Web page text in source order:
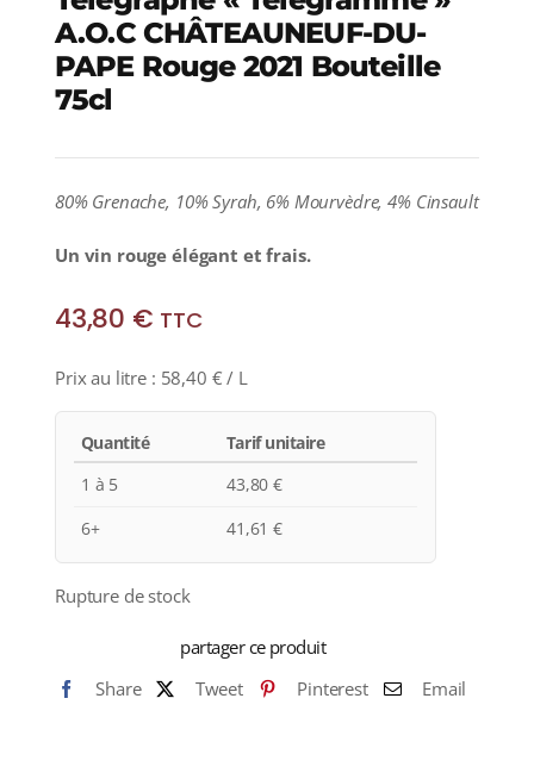
A.O.C CHÂTEAUNEUF-DU-
PAPE Rouge 2021 Bouteille
75cl
80% Grenache, 10% Syrah, 6% Mourvèdre, 4% Cinsault
Un vin rouge élégant et frais.
43,80 € TTC
Prix au litre : 58,40 € / L
Quantité
Tarif unitaire
1 à 5
43,80€
6+
41,61€
Rupture de stock
partager ce produit
Share
Tweet Pinterest Email